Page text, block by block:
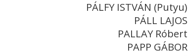
PÁLFY ISTVÁN (Putyu)
PÁLL LAJOS
PALLAY Róbert
PAPP GÁBOR